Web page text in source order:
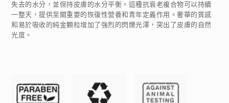
失去的水分，並保持皮膚的水分平衡。這種抗衰老複合物可以持續
一整天，提供至關重要的恢復性營養和青年定義作用。奢華的質感
和易於吸收的純金顆粒增加了強烈的閃爍光澤，突出了皮膚的自然
光度。